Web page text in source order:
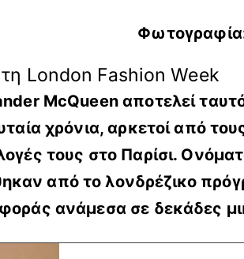
London Fashion Week
McQueen αποτελεί
χρόνια, αρκετοί από
τους στο Παρίσι.
από το λονδρέζικο
ανάμεσα σε δεκάδες